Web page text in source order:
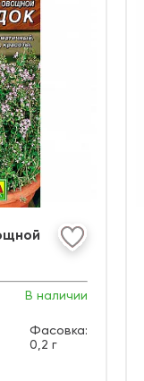
В наличии
Фасовка:
0,2 г